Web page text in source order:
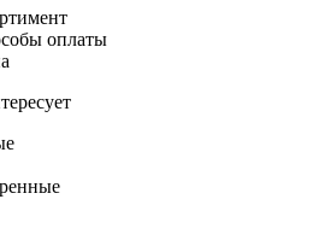
оплаты